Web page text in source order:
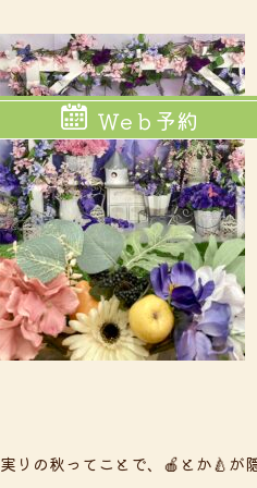
実りの秋ってことで、🍎とか🍐が
Ｗeｂ予約